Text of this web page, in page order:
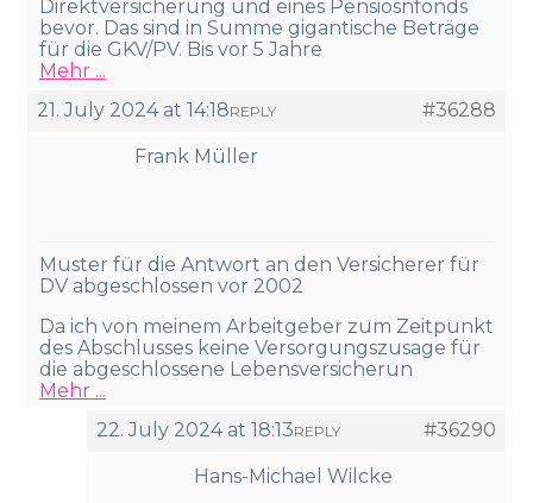
Direktversicherung und eines Pensiosnfonds
bevor. Das sind in Summe gigantische Beträge
für die GKV/PV. Bis vor 5 Jahre
Mehr ...
21. July 2024 at 14:18
#36288
REPLY
Frank Müller
Muster für die Antwort an den Versicherer für
DV abgeschlossen vor 2002
Da ich von meinem Arbeitgeber zum Zeitpunkt
des Abschlusses keine Versorgungszusage für
die abgeschlossene Lebensversicherun
Mehr ...
22. July 2024 at 18:13
#36290
REPLY
Hans-Michael Wilcke